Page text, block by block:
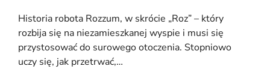
Historia robota Rozzum, w skrócie „Roz” – który
rozbija się na niezamieszkanej wyspie i musi się
przystosować do surowego otoczenia. Stopniowo
uczy się, jak przetrwać,…